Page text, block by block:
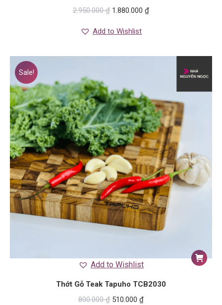
2.950.000₫ 1.880.000 ₫
Add to Wishlist
Sale!
Add to Wishlist
Thớt Gỗ Teak Tapuho TCB2030
800.000₫ 510.000 ₫